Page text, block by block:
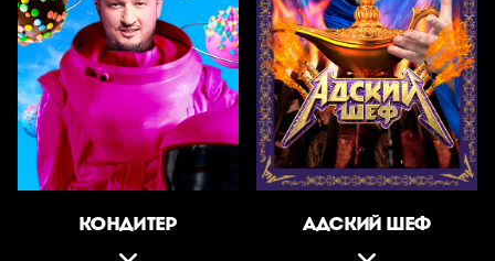
КОНДИТЕР АДСКИЙ ШЕФ